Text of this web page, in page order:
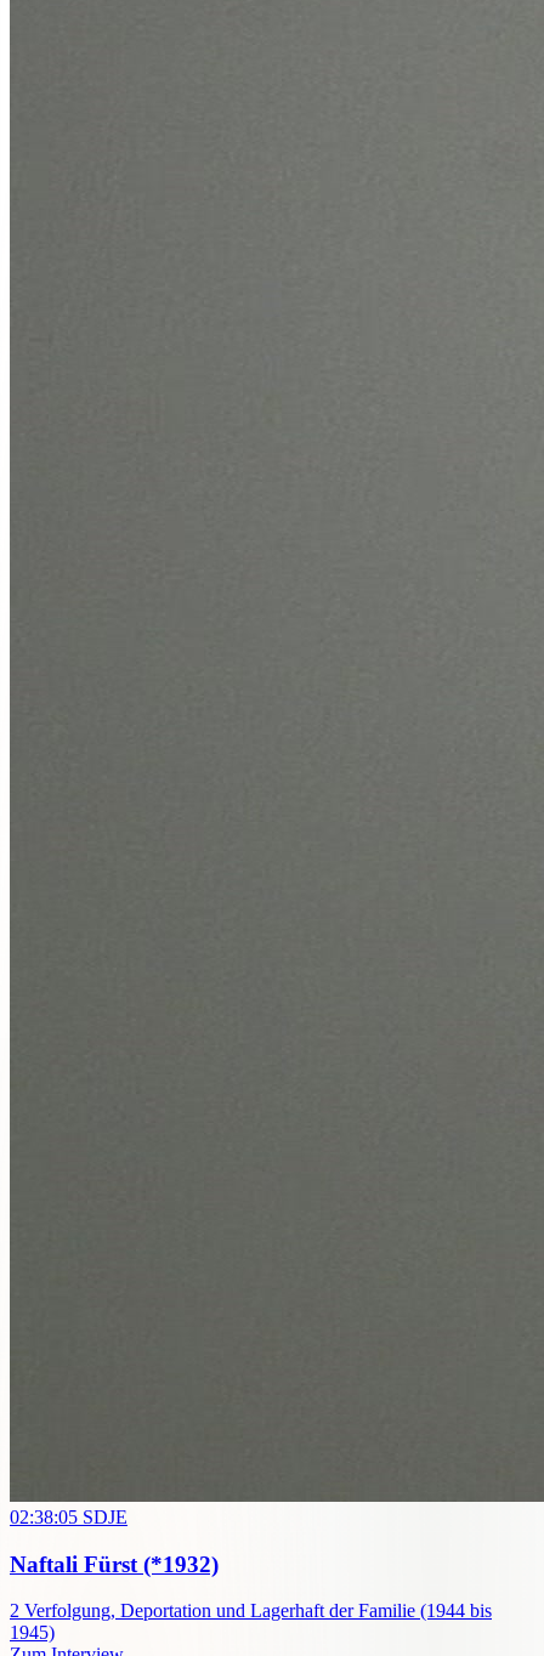
02:38:05 SDJE
Naftali Fürst (*1932)
2 Verfolgung, Deportation und Lagerhaft der Familie (1944 bis
1945)